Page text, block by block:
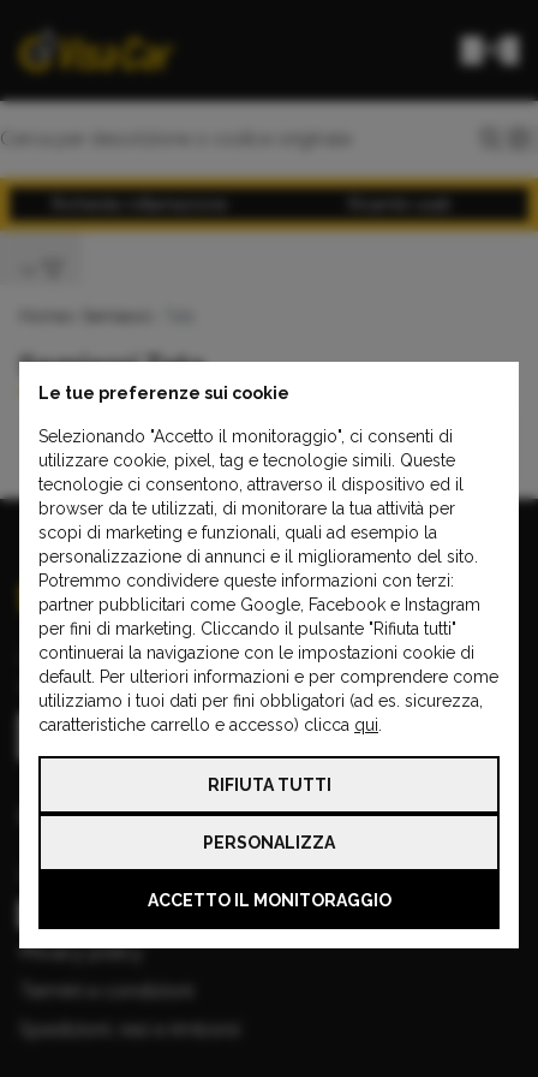
Semiassi Tata
Indica Safari
Copyright © 2026 VISA CAR
Partita IVA: 00970910196
Informazioni base
Cookie
Privacy policy
Le tue preferenze sui cookie
Selezionando "Accetto il monitoraggio", ci consenti di
utilizzare cookie, pixel, tag e tecnologie simili. Queste
tecnologie ci consentono, attraverso il dispositivo ed il
browser da te utilizzati, di monitorare la tua attività per
scopi di marketing e funzionali, quali ad esempio la
personalizzazione di annunci e il miglioramento del sito.
Potremmo condividere queste informazioni con terzi:
partner pubblicitari come Google, Facebook e Instagram
per fini di marketing. Cliccando il pulsante "Rifiuta tutti"
continuerai la navigazione con le impostazioni cookie di
default. Per ulteriori informazioni e per comprendere come
utilizziamo i tuoi dati per fini obbligatori (ad es. sicurezza,
caratteristiche carrello e accesso) clicca qui
RIFIUTA TUTTI
PERSONALIZZA
ACCETTO IL MONITORAGGIO